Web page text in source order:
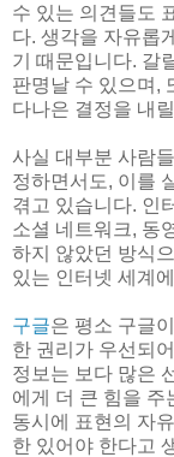
수 있는 의견들도
다. 생각을 자유롭
기 때문입니다. 갈
판명날 수 있으며,
다나은 결정을 내
사실 대부분 사람
정하면서도, 이를
겪고 있습니다. 인
소셜 네트워크, 동
하지 않았던 방식
있는 인터넷 세계
구글은 평소 구글
한 권리가 우선되
정보는 보다 많은
에게 더 큰 힘을 주
동시에 표현의 자
한 있어야 한다고